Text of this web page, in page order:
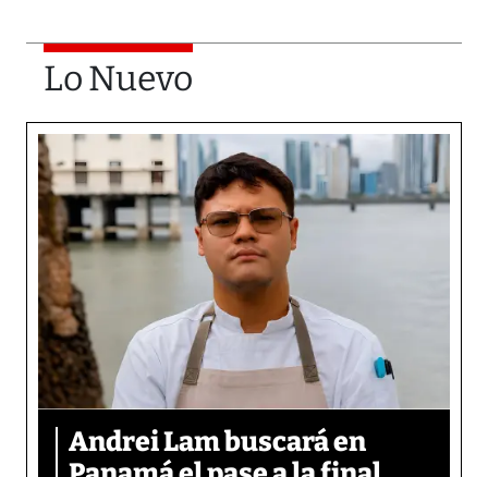
Lo Nuevo
Andrei Lam buscará en